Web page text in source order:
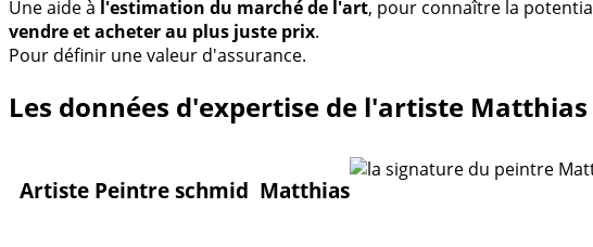
Une aide à l'estimation du marché de l'art, pour connaître la
vendre et acheter au plus juste prix.
Pour définir une valeur d'assurance.
Les données d'expertise de l'artiste
Artiste Peintre schmid Matthias